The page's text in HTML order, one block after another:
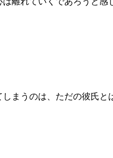
まうのは、ただの彼氏と